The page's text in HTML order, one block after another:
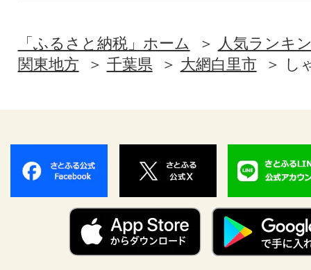
「ふるさと納税」ホーム
人気ランキ
関東地方
千葉県 大網白里市 し